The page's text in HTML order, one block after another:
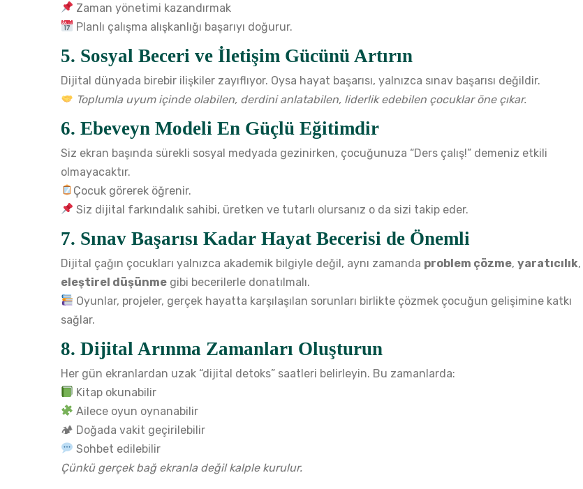
Zaman yönetimi kazandırmak
Planlı çalışma alışkanlığı başarıyı doğurur.
5. Sosyal Beceri ve İletişim Gücünü Artırın
Dijital dünyada birebir ilişkiler zayıflıyor. Oysa hayat başarısı, yalnızca sınav başarısı değildir.
Toplumla uyum içinde olabilen, derdini anlatabilen, liderlik edebilen çocuklar öne çıkar.
6. Ebeveyn Modeli En Güçlü Eğitimdir
Siz ekran başında sürekli sosyal medyada gezinirken, çocuğunuza “Ders çalış!” demeniz etkili
olmayacaktır.
Çocuk görerek öğrenir.
Siz dijital farkındalık sahibi, üretken ve tutarlı olursanız o da sizi takip eder.
7. Sınav Başarısı Kadar Hayat Becerisi de Önemli
Dijital çağın çocukları yalnızca akademik bilgiyle değil, aynı zamanda problem çözme, yaratıcılık,
eleştirel düşünme gibi becerilerle donatılmalı.
Oyunlar, projeler, gerçek hayatta karşılaşılan sorunları birlikte çözmek çocuğun gelişimine katkı
sağlar.
8. Dijital Arınma Zamanları Oluşturun
Her gün ekranlardan uzak “dijital detoks” saatleri belirleyin. Bu zamanlarda:
Kitap okunabilir
Ailece oyun oynanabilir
🏕 Doğada vakit geçirilebilir
Sohbet edilebilir
Çünkü gerçek bağ ekranla değil kalple kurulur.